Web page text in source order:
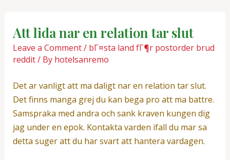
content
Att lida nar en relation tar slut
Leave a Comment/ bГ¤sta land fГ¶r postorder brud
reddit/ By hotelsanremo
Det ar vanligt att ma daligt nar en relation tar slut.
Det finns manga grej du kan bega pro att ma battre.
Samspraka med andra och sank kraven kungen dig
jag under en epok. Kontakta varden ifall du mar sa
detta suger att du har svart att hantera vardagen.